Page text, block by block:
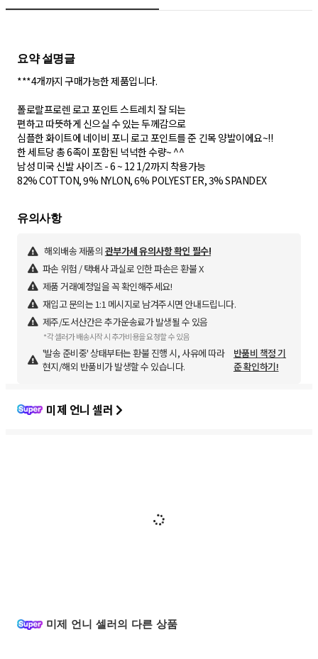
요약 설명글
***4개까지 구매가능한 제품입니다.
폴로랄프로렌 로고 포인트 스트레치 잘 되는
편하고 따뜻하게 신으실 수 있는 두께감으로
심플한 화이트에 네이비 포니 로고 포인트를 준 긴목 양발이에요~!!
한 세트당 총 6족이 포함된 넉넉한 수량~ ^^
남성 미국 신발 사이즈 - 6 ~ 12 1/2까지 착용가능
82% COTTON, 9% NYLON, 6% POLYESTER, 3% SPANDEX
유의사항
해외배송 제품의 관부가세 유의사항 확인 필수!
파손 위험 / 택배사 과실로 인한 파손은 환불 X
제품 거래예정일을 꼭 확인해주세요!
재입고 문의는 1:1 메시지로 남겨주시면 안내드립니다.
제주/도서산간은 추가운송료가 발생될 수 있음
*각 셀러가 배송시작 시 추가비용을 요청할 수 있음
'발송 준비중' 상태부터는 환불 진행 시, 사유에 따라
현지/해외 반품비가 발생할 수 있습니다.
반품비 책정 기
준 확인하기!
미제 언니 셀러
미제 언니 셀러의 다른 상품